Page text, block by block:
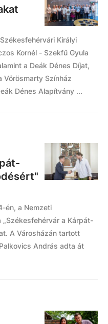
Királyi
Kornél - Szekfű Gyula
a Deák Dénes Díjat,
Vörösmarty Színház
Dénes Alapítvány ...
én, a Nemzeti
a Kárpát-
A Városházán tartott
András adta át